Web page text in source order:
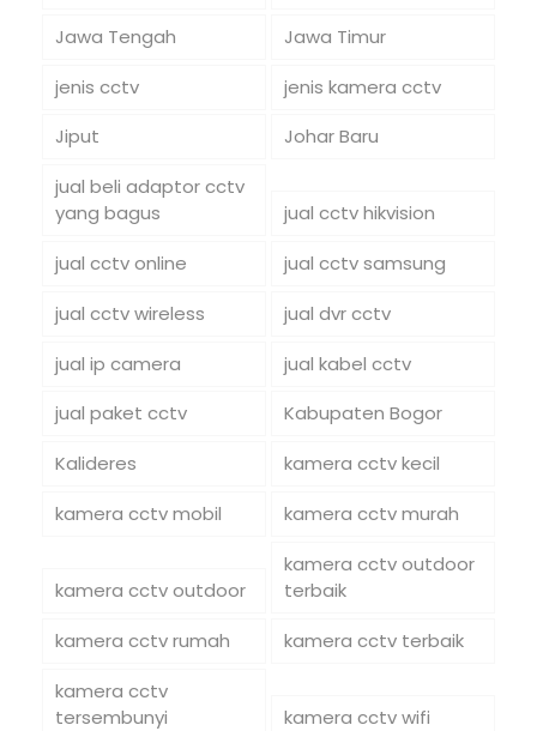
Jawa Tengah
Jawa Timur
jenis cctv
jenis kamera cctv
Jiput
Johar Baru
jual beli adaptor cctv
yang bagus
jual cctv hikvision
jual cctv online
jual cctv samsung
jual cctv wireless
jual dvr cctv
jual ip camera
jual kabel cctv
jual paket cctv
Kabupaten Bogor
Kalideres
kamera cctv kecil
kamera cctv mobil
kamera cctv murah
kamera cctv outdoor
kamera cctv outdoor
terbaik
kamera cctv rumah
kamera cctv terbaik
kamera cctv
tersembunyi
kamera cctv wifi